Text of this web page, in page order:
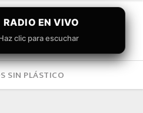
RADIO EN VIVO
clic para escuchar
SIN PLÁSTICO